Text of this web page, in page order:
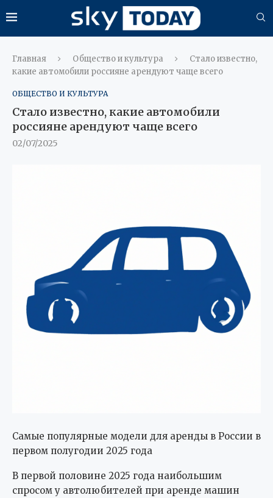
Главная Общество и культура
Стало известно,
какие автомобили россияне арендуют чаще всего
ОБЩЕСТВО И КУЛЬТУРА
Стало известно, какие автомобили
россияне арендуют чаще всего
02/07/2025
Самые популярные модели для аренды в России в
первом полугодии 2025 года
В первой половине 2025 года наибольшим
спросом у автолюбителей при аренде машин